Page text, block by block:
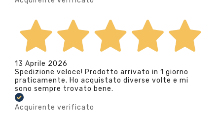
13 Aprile 2026
Spedizione veloce! Prodotto arrivato in 1 giorno
praticamente. Ho acquistato diverse volte e mi
sono sempre trovato bene.
Acquirente verificato